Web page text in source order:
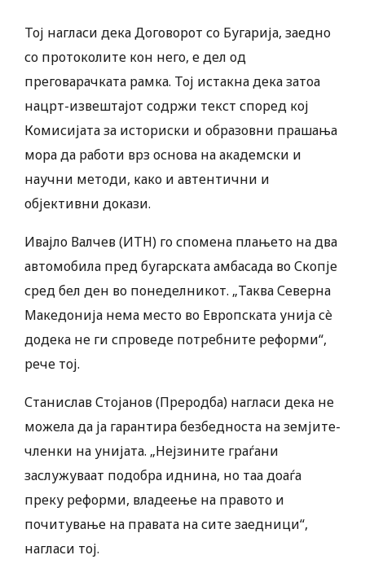
Тој нагласи дека Договорот со Бугарија, заедно
со протоколите кон него, е дел од
преговарачката рамка. Тој истакна дека затоа
нацрт-извештајот содржи текст според кој
Комисијата за историски и образовни прашања
мора да работи врз основа на академски и
научни методи, како и автентични и
објективни докази.
Ивајло Валчев (ИТН) го спомена плањето на два
автомобила пред бугарската амбасада во Скопје
сред бел ден во понеделникот. „Таква Северна
Македонија нема место во Европската унија сè
додека не ги спроведе потребните реформи“,
рече тој.
Станислав Стојанов (Преродба) нагласи дека не
можела да ја гарантира безбедноста на земјите-
членки на унијата. „Нејзините граѓани
заслужуваат подобра иднина, но таа доаѓа
преку реформи, владеење на правото и
почитување на правата на сите заедници“,
нагласи тој.